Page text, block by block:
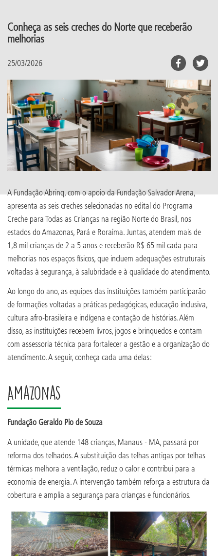
Conheça as seis creches do Norte que receberão
melhorias
25/03/2026
A Fundação Abrinq, com o apoio da Fundação Salvador Arena,
apresenta as seis creches selecionadas no edital do Programa
Creche para Todas as Crianças na região Norte do Brasil, nos
estados do Amazonas, Pará e Roraima. Juntas, atendem mais de
1,8 mil crianças de 2 a 5 anos e receberão R$ 65 mil cada para
melhorias nos espaços físicos, que incluem adequações estruturais
voltadas à segurança, à salubridade e à qualidade do atendimento.
Ao longo do ano, as equipes das instituições também participarão
de formações voltadas a práticas pedagógicas, educação inclusiva,
cultura afro-brasileira e indígena e contação de histórias. Além
disso, as instituições recebem livros, jogos e brinquedos e contam
com assessoria técnica para fortalecer a gestão e a organização do
atendimento. A seguir, conheça cada uma delas:
Amazonas
Fundação Geraldo Pio de Souza
A unidade, que atende 148 crianças, Manaus - MA, passará por
reforma dos telhados. A substituição das telhas antigas por telhas
térmicas melhora a ventilação, reduz o calor e contribui para a
economia de energia. A intervenção também reforça a estrutura da
cobertura e amplia a segurança para crianças e funcionários.